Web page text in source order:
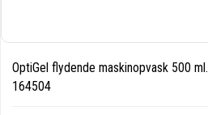
OptiGel flydende maskinopvask 500 ml.
164504